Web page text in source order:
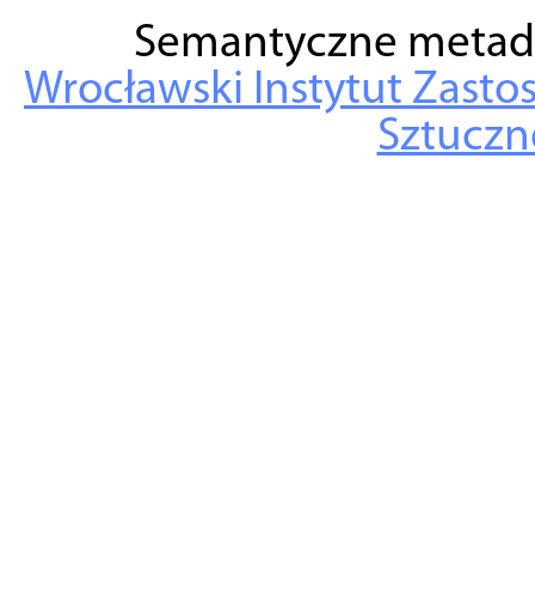
Semantyczne
Wrocławski Instytut